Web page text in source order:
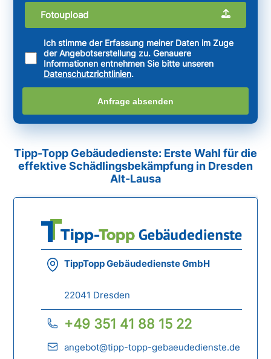
Fotoupload
Ich stimme der Erfassung meiner Daten im Zuge
der Angebotserstellung zu. Genauere
Informationen entnehmen Sie bitte unseren
Datenschutzrichtlinien.
Anfrage absenden
Tipp-Topp Gebäudedienste: Erste Wahl für die
effektive Schädlingsbekämpfung in Dresden
Alt-Lausa
TippTopp Gebäudedienste GmbH
22041 Dresden
+49 351 41 88 15 22
angebot@tipp-topp-gebaeudedienste.de